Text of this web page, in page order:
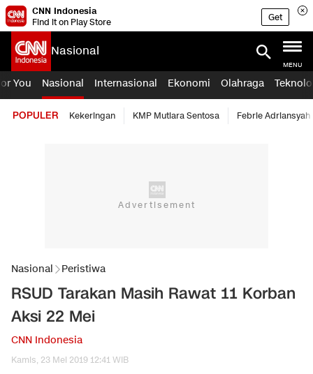
CNN Indonesia
Find it on Play Store
Get
Nasional
MENU
You Nasional Internasional Ekonomi Olahraga
POPULER Kekeringan KMP Mutiara Sentosa Febrie Adriansyah
Nasional Peristiwa
RSUD Tarakan Masih Rawat 11 Korban
Aksi 22 Mei
CNN Indonesia
Kamis, 23 Mei 2019 12:41 WIB